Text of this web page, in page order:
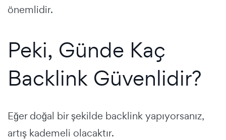
önemlidir.
Peki, Günde Kaç
Backlink Güvenlidir?
Eğer doğal bir şekilde backlink yapıyorsanız,
artış kademeli olacaktır.